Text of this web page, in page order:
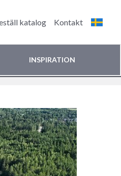
katalog Kontakt
INSPIRATION